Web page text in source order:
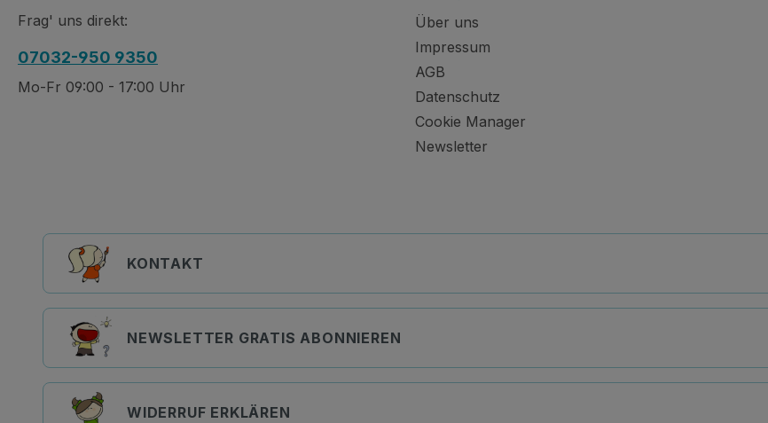
Frag' uns direkt:
07032-950 9350
Mo-Fr 09:00 - 17:00 Uhr
Über uns
Impressum
AGB
Datenschutz
Cookie Manager
Newsletter
KONTAKT
NEWSLETTER GRATIS ABONNIEREN
WIDERRUF ERKLÄREN